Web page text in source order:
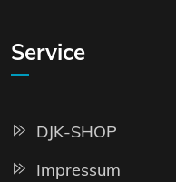
Service
DJK-SHOP
Impressum